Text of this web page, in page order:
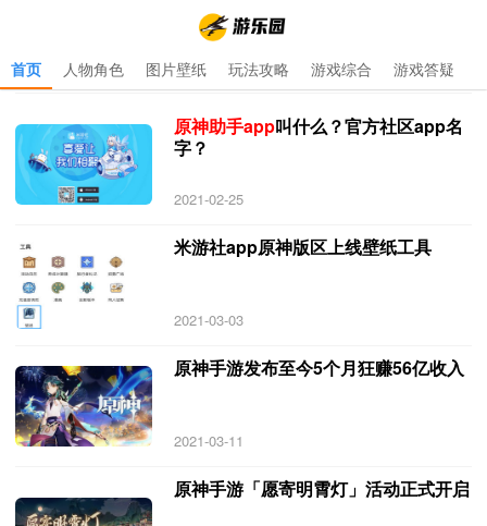
首页 人物角色 图片壁纸 玩法攻略 游戏综合 游戏答疑
首页 原神助手app>原神助手app 专题 更新于 2021-10-17
原神助手app叫什么？官方社区app名
字？
2021-02-25
米游社app原神版区上线壁纸工具
2021-03-03
原神手游发布至今5个月狂赚56亿收入
2021-03-11
原神手游「愿寄明霄灯」活动正式开启